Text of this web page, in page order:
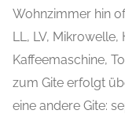
Wohnzimmer hin
LL, LV,
Kaffeemaschine,
zum Gite erfolgt
eine andere Gite: